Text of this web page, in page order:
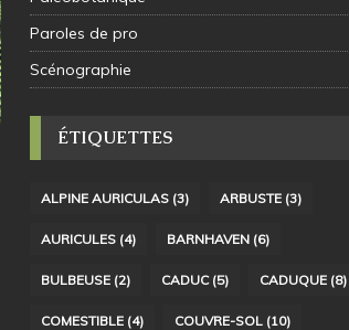
Paroles de pro
Scénographie
ÉTIQUETTES
ALPINE AURICULAS(3) ARBUSTE(3)
AURICULES(4) BARNHAVEN(6)
BULBEUSE(2) CADUC(5) CADUQUE(8)
COMESTIBLE(4) COUVRE-SOL(10)